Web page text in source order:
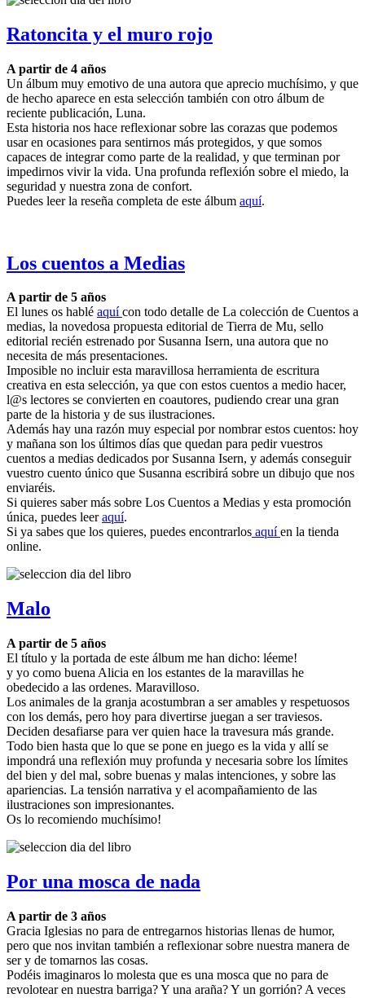
Ratoncita y el muro rojo
A partir de 4 años
Un álbum muy emotivo de una autora que aprecio muchísimo, y que
de hecho aparece en esta selección también con otro álbum de
reciente publicación, Luna.
Esta historia nos hace reflexionar sobre las corazas que podemos
usar en ocasiones para sentirnos más protegidos, y que somos
capaces de integrar como parte de la realidad, y que terminan por
impedirnos vivir la vida. Una profunda reflexión sobre el miedo, la
seguridad y nuestra zona de confort.
Puedes leer la reseña completa de este álbum aquí.
Los cuentos a Medias
A partir de 5 años
El lunes os hablé aquí con todo detalle de La colección de Cuentos a
medias, la novedosa propuesta editorial de Tierra de Mu, sello
editorial recién estrenado por Susanna Isern, una autora que no
necesita de más presentaciones.
Imposible no incluir esta maravillosa herramienta de escritura
creativa en esta selección, ya que con estos cuentos a medio hacer,
l@s lectores se convierten en coautores, pudiendo crear una gran
parte de la historia y de sus ilustraciones.
Además hay una razón muy especial por nombrar estos cuentos: hoy
y mañana son los últimos días que quedan para pedir vuestros
cuentos a medias dedicados por Susanna Isern, y además conseguir
vuestro cuento único que Susanna escribirá sobre un dibujo que nos
enviaréis.
Si quieres saber más sobre Los Cuentos a Medias y esta promoción
única, puedes leeraquí.
Si ya sabes que los quieres, puedes encontrarlos aquí en la tienda
online.
Malo
A partir de 5 años
El título y la portada de este álbum me han dicho: léeme!
y yo como buena Alicia en los estantes de la maravillas he
obedecido a las ordenes. Maravilloso.
Los animales de la granja acostumbran a ser amables y respetuosos
con los demás, pero hoy para divertirse juegan a ser traviesos.
Deciden desafiarse para ver quien hace la travesura más grande.
Todo bien hasta que lo que se pone en juego es la vida y allí se
impondrá una reflexión muy profunda y necesaria sobre los límites
del bien y del mal, sobre buenas y malas intenciones, y sobre las
apariencias. La tensión narrativa y el acompañamiento de las
ilustraciones son impresionantes.
Os lo recomiendo muchísimo!
Por una mosca de nada
A partir de 3 años
Gracia Iglesias no para de entregarnos historias llenas de humor,
pero que nos invitan también a reflexionar sobre nuestra manera de
ser y de tomarnos las cosas.
Podéis imaginaros lo molesta que es una mosca que no para de
revolotear en nuestra barriga? Y una araña? Y un gorrión? A veces